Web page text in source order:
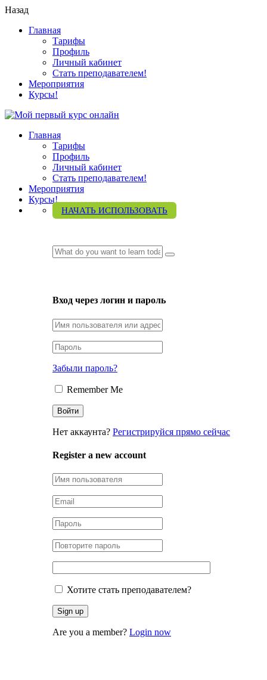
Назад
Главная
Тарифы
Профиль
Личный кабинет
Стать преподавателем!
Мероприятия
Курсы!
Главная
Тарифы
Профиль
Личный кабинет
Стать преподавателем!
Мероприятия
Курсы!
НАЧАТЬ ИСПОЛЬЗОВАТЬ
Вход через логин и пароль
Забыли пароль?
Remember Me
Нет аккаунта? Регистрируйся прямо сейчас
Register a new account
Хотите стать преподавателем?
Are you a member? Login now